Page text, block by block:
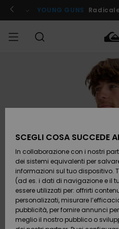
informazioni
prodotto
! YOUNG GUNS
Calzature
e
infradito
Surf /
Acqua
Calzature
e
infradito
Surf /
Acqua
Shop
Nuovi
Da
Scoprire
Snow
SURF
Surf Shop
Uomo
SNOW
Snow
Shop
Uomo
Shop
Snow
Shop
Donna
OUTLET
Outlet
Uomo
Outlet
Donna
Accedi al tuo
ordine
Spedizione
Pagamento
Buono
Quiksilver
Freedom
SCEGLI COSA SUCCEDE
In collaborazione con i nostri
dei sistemi equivalenti per
informazioni sul tuo dispositivo.
(ad es. i dati di navigazione e il
essere utilizzati per: offrirti
personalizzati, misurare
pubblicità, per fornire annunci
meglio il nostro pubblico o